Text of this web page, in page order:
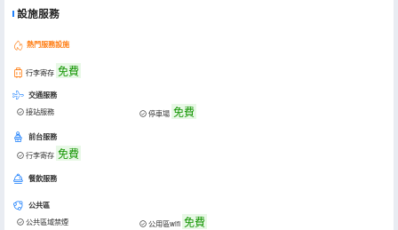
設施服務
熱門服務設施
行李寄存 免費
交通服務
接站服務 停車場 免費
前台服務
行李寄存 免費
餐飲服務
公共區
公共區域禁煙 公用區wifi 免費